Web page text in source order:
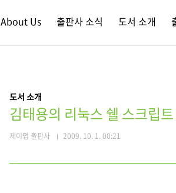
About Us 출판사 소식 도서 소개
도서 소개
김태용의 리눅스 쉘 스크립
제이펍 출판사 2009. 10. 1. 00:21